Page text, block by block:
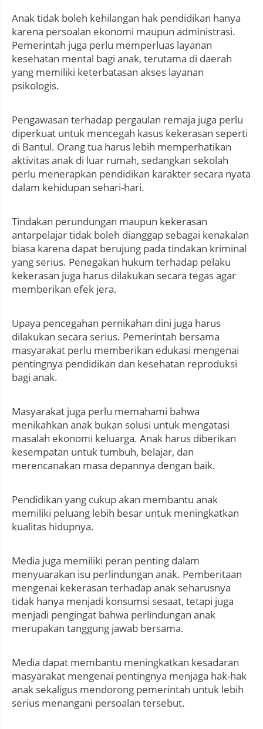
Anak tidak boleh kehilangan hak pendidikan hanya
karena persoalan ekonomi maupun administrasi.
Pemerintah juga perlu memperluas layanan
kesehatan mental bagi anak, terutama di daerah
yang memiliki keterbatasan akses layanan
psikologis.
Pengawasan terhadap pergaulan remaja juga perlu
diperkuat untuk mencegah kasus kekerasan seperti
di Bantul. Orang tua harus lebih memperhatikan
aktivitas anak di luar rumah, sedangkan sekolah
perlu menerapkan pendidikan karakter secara nyata
dalam kehidupan sehari-hari.
Tindakan perundungan maupun kekerasan
antarpelajar tidak boleh dianggap sebagai kenakalan
biasa karena dapat berujung pada tindakan kriminal
yang serius. Penegakan hukum terhadap pelaku
kekerasan juga harus dilakukan secara tegas agar
memberikan efek jera.
Upaya pencegahan pernikahan dini juga harus
dilakukan secara serius. Pemerintah bersama
masyarakat perlu memberikan edukasi mengenai
pentingnya pendidikan dan kesehatan reproduksi
bagi anak.
Masyarakat juga perlu memahami bahwa
menikahkan anak bukan solusi untuk mengatasi
masalah ekonomi keluarga. Anak harus diberikan
kesempatan untuk tumbuh, belajar, dan
merencanakan masa depannya dengan baik.
Pendidikan yang cukup akan membantu anak
memiliki peluang lebih besar untuk meningkatkan
kualitas hidupnya.
Media juga memiliki peran penting dalam
menyuarakan isu perlindungan anak. Pemberitaan
mengenai kekerasan terhadap anak seharusnya
tidak hanya menjadi konsumsi sesaat, tetapi juga
menjadi pengingat bahwa perlindungan anak
merupakan tanggung jawab bersama.
Media dapat membantu meningkatkan kesadaran
masyarakat mengenai pentingnya menjaga hak-hak
anak sekaligus mendorong pemerintah untuk lebih
serius menangani persoalan tersebut.